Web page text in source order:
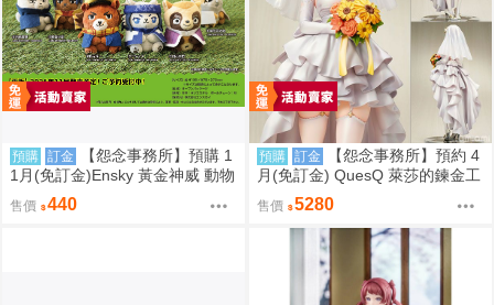
預購 訂金
【怨念事務所】預購 1
1月(免訂金)Ensky 黃金神威 動物
模樣坐姿娃吊飾 布偶 第1彈 6款
分售 三次再販 0816
售價 440
預購 訂金
【怨念事務所】預約 4
月(免訂金) QuesQ 萊莎的鍊金工
房 萊莎琳 斯托特 婚紗禮服Ver 1/
7 1025
售價 5280